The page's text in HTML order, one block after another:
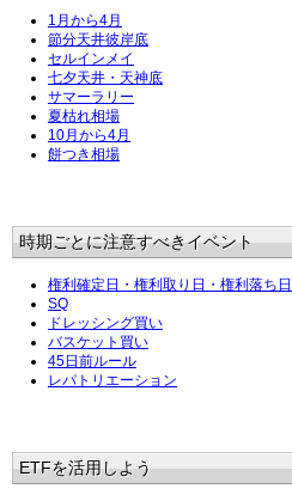
1月から4月
節分天井彼岸底
セルインメイ
七夕天井・天神底
サマーラリー
夏枯れ相場
10月から4月
餅つき相場
時期ごとに注意すべきイベント
権利確定日・権利取り日・権利落ち日
SQ
ドレッシング買い
バスケット買い
45日前ルール
レパトリエーション
ETFを活用しよう